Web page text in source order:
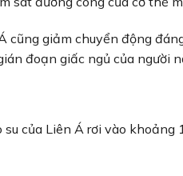
cũng giảm chuyển động
đoạn giấc ngủ của người
của Liên Á rơi vào